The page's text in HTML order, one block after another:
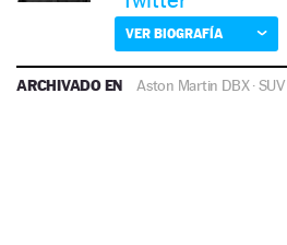
VER BIOGRAFÍA
ARCHIVADO EN Aston Martin DBX·SUV